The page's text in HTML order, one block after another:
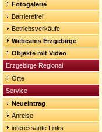
Fotogalerie
Barrierefrei
Betriebsverkäufe
Webcams Erzgebirge
Objekte mit Video
Erzgebirge Regional
Orte
Service
Neueintrag
Anreise
interessante Links